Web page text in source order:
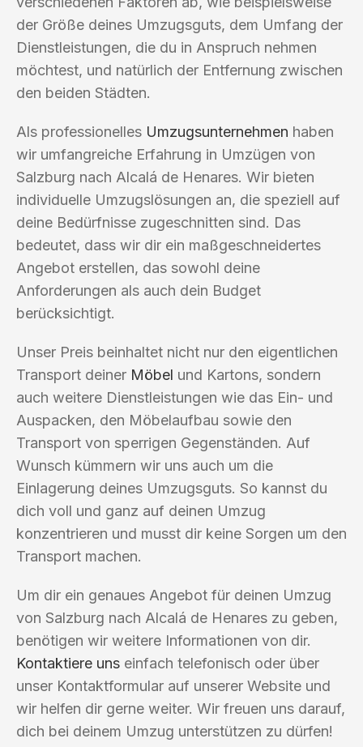
der Größe deines Umzugsguts, dem Umfang der
Dienstleistungen, die du in Anspruch nehmen
möchtest, und natürlich der Entfernung zwischen
den beiden Städten.
Als professionelles Umzugsunternehmen haben
wir umfangreiche Erfahrung in Umzügen von
Salzburg nach Alcalá de Henares. Wir bieten
individuelle Umzugslösungen an, die speziell auf
deine Bedürfnisse zugeschnitten sind. Das
bedeutet, dass wir dir ein maßgeschneidertes
Angebot erstellen, das sowohl deine
Anforderungen als auch dein Budget
berücksichtigt.
Unser Preis beinhaltet nicht nur den eigentlichen
Transport deiner Möbel und Kartons, sondern
auch weitere Dienstleistungen wie das Ein- und
Auspacken, den Möbelaufbau sowie den
Transport von sperrigen Gegenständen. Auf
Wunsch kümmern wir uns auch um die
Einlagerung deines Umzugsguts. So kannst du
dich voll und ganz auf deinen Umzug
konzentrieren und musst dir keine Sorgen um den
Transport machen.
Um dir ein genaues Angebot für deinen Umzug
von Salzburg nach Alcalá de Henares zu geben,
benötigen wir weitere Informationen von dir.
Kontaktiere uns einfach telefonisch oder über
unser Kontaktformular auf unserer Website und
wir helfen dir gerne weiter. Wir freuen uns darauf,
dich bei deinem Umzug unterstützen zu dürfen!